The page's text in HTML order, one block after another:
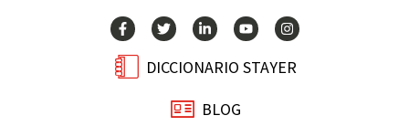
DICCIONARIO STAYER
BLOG